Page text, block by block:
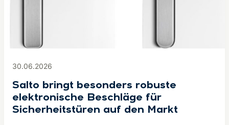
30.06.2026
Salto bringt besonders robuste
elektronische Beschläge für
Sicherheitstüren auf den Markt